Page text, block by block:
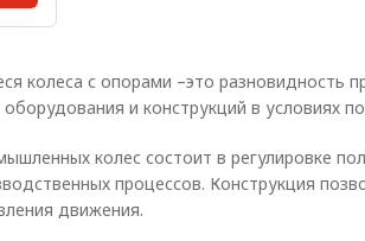
60;
120
73
колеса с опорами –это разновидность
и конструкций в условиях
колес состоит в регулировке
процессов. Конструкция
движения.